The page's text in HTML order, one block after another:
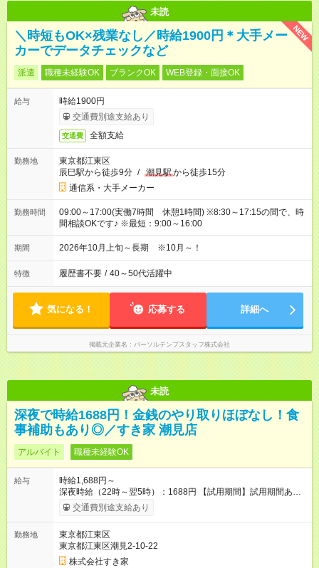
未読
NEW
＼時短もOK×残業なし／時給1900円＊大手メー
カーでデータチェックなど
派遣 職種未経験OK ブランクOK WEB登録・面接OK
給与
時給1900円
交通費別途支給あり
交通費 全額支給
勤務地
東京都江東区
辰巳駅から徒歩9分 / 潮見駅から徒歩15分
通信系・大手メーカー
勤務時間
09:00～17:00(実働7時間 休憩1時間) ※8:30～17:15の間で、時
間相談OKです♪ ※最短：9:00～16:00
期間 2026年10月上旬～長期 ※10月～！
特徴 履歴書不要 / 40～50代活躍中
気になる！ 応募する 詳細へ
掲載元企業名 パーソルテンプスタッフ株式会社
未読
深夜で時給1688円！金銭のやり取りほぼなし！食
事補助もあり◎／すき家 潮見店
アルバイト 職種未経験OK
給与
時給1,688円～
深夜時給（22時～翌5時）：1688円 【試用期間】試用期間あり
試用期間の長さ：1ヶ月 雇用形態、給与は本採用時と同じです。
試用期間の実態は30日（※条件変更なし）ですが、切り上げで
同時給）
交通費別途支給あり
勤務地
東京都江東区
東京都江東区潮見2-10-22
株式会社すき家